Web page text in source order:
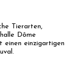
Tierarten,
Dôme
einen einzigartigen